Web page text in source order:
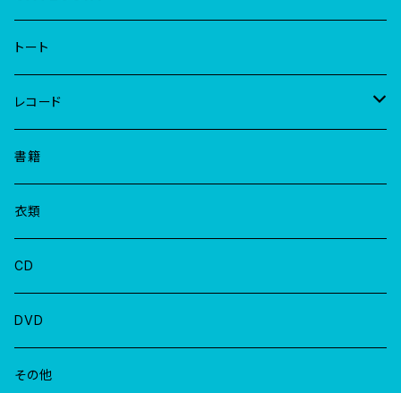
トート
レコード
EP
LP
書籍
衣類
CD
DVD
その他